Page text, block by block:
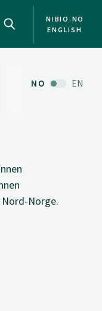
NIBIO.NO
ENGLISH
NO EN
Norge.